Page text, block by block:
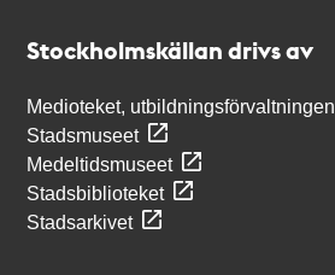
Stockholmskällan drivs av
Medioteket, utbildningsförvaltningen
Stadsmuseet
Medeltidsmuseet
Stadsbiblioteket
Stadsarkivet